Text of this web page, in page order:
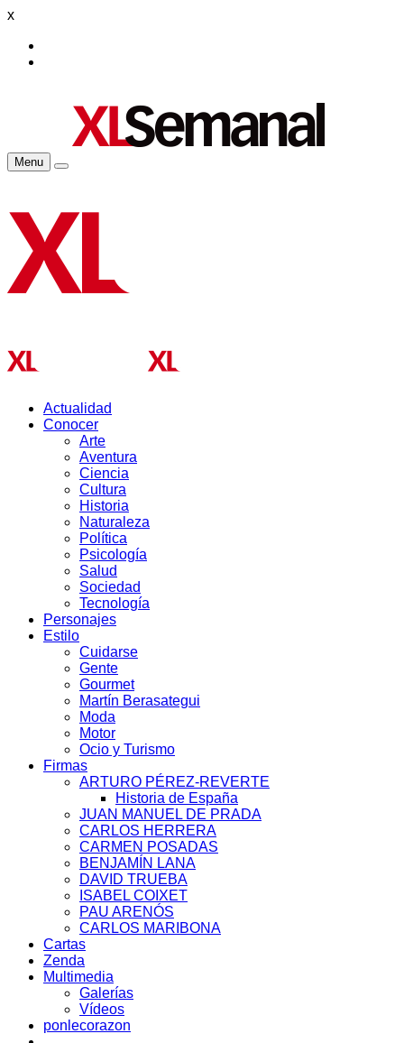
x
Menu
Actualidad
Conocer
Arte
Aventura
Ciencia
Cultura
Historia
Naturaleza
Política
Psicología
Salud
Sociedad
Tecnología
Personajes
Estilo
Cuidarse
Gente
Gourmet
Martín Berasategui
Moda
Motor
Ocio y Turismo
Firmas
ARTURO PÉREZ-REVERTE
Historia de España
JUAN MANUEL DE PRADA
CARLOS HERRERA
CARMEN POSADAS
BENJAMÍN LANA
DAVID TRUEBA
ISABEL COIXET
PAU ARENÓS
CARLOS MARIBONA
Cartas
Zenda
Multimedia
Galerías
Vídeos
ponlecorazon